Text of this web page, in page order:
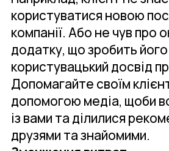
користуватися новою
компанії. Або не чув про
додатку, що зробить його
користувацький досвід
Допомагайте своїм
допомогою медіа, щоби
із вами та ділилися
друзями та знайомими.